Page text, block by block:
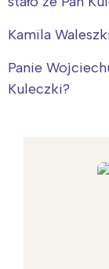
Kamila
Panie
Kuleczki?